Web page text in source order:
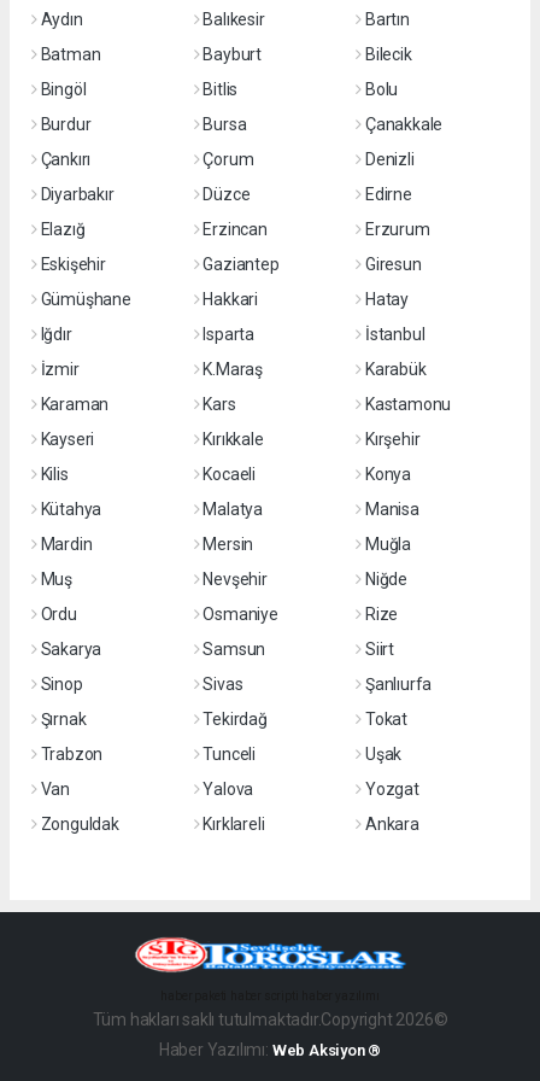
Aydın
Balıkesir
Bartın
Batman
Bayburt
Bilecik
Bingöl
Bitlis
Bolu
Burdur
Bursa
Çanakkale
Çankırı
Çorum
Denizli
Diyarbakır
Düzce
Edirne
Elazığ
Erzincan
Erzurum
Eskişehir
Gaziantep
Giresun
Gümüşhane
Hakkari
Hatay
Iğdır
Isparta
İstanbul
İzmir
K.Maraş
Karabük
Karaman
Kars
Kastamonu
Kayseri
Kırıkkale
Kırşehir
Kilis
Kocaeli
Konya
Kütahya
Malatya
Manisa
Mardin
Mersin
Muğla
Muş
Nevşehir
Niğde
Ordu
Osmaniye
Rize
Sakarya
Samsun
Siirt
Sinop
Sivas
Şanlıurfa
Şırnak
Tekirdağ
Tokat
Trabzon
Tunceli
Uşak
Van
Yalova
Yozgat
Zonguldak
Kırklareli Ankara
Tüm hakları saklı tutulmaktadır.Copyright 2026©
Haber Yazılımı: Web Aksiyon ®